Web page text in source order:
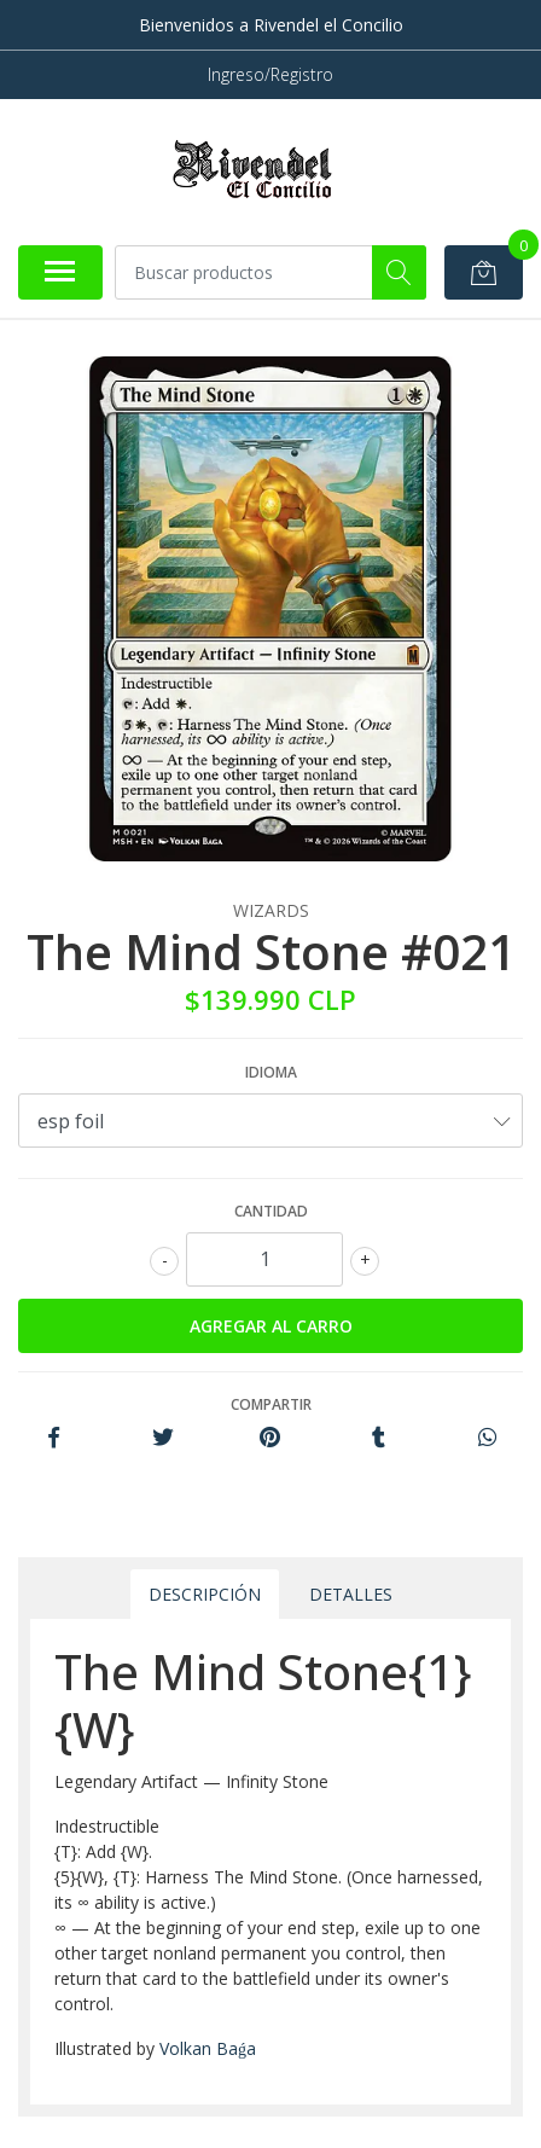
Bienvenidos a Rivendel el Concilio
Ingreso/Registro
0
WIZARDS
The Mind Stone #021
$139.990 CLP
IDIOMA
CANTIDAD
+
-
COMPARTIR
DESCRIPCIÓN DETALLES
The Mind Stone{1}
{W}
Legendary Artifact — Infinity Stone
Indestructible
{T}: Add {W}.
{5}{W}, {T}: Harness The Mind Stone. (Once harnessed,
its ∞ ability is active.)
∞ — At the beginning of your end step, exile up to one
other target nonland permanent you control, then
return that card to the battlefield under its owner's
control.
Illustrated by Volkan Baǵa